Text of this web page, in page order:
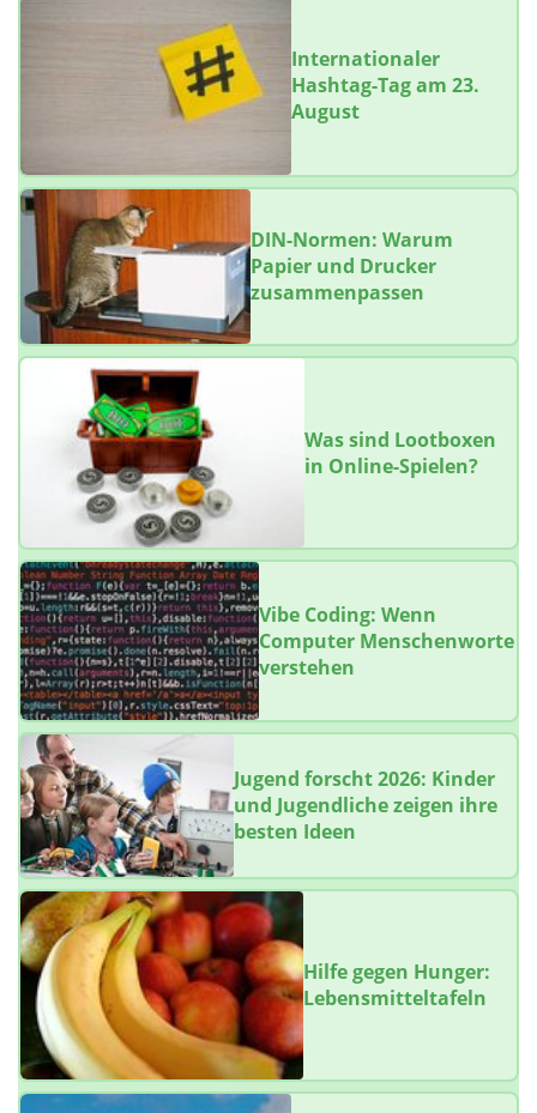
Internationaler
Hashtag-Tag am 23.
August
DIN-Normen: Warum
Papier und Drucker
zusammenpassen
Was sind Lootboxen
in Online-Spielen?
Vibe Coding: Wenn
Computer Menschenworte
verstehen
Jugend forscht 2026: Kinder
und Jugendliche zeigen ihre
besten Ideen
Hilfe gegen Hunger:
Lebensmitteltafeln